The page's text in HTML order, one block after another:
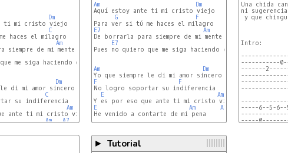
Dm
ti mi cristo viejo
C
Am
siempre de mi mente
me siga haciendo daño
Dm
le di mi amor sincero
C
su indiferencia
Am
ante ti mi cristo viejo
Am
A7
Am
Dm
Aquí estoy ante ti mi cristo viejo
G
F
E7
Am
De borrarla para siempre de mi mente
E7
Pues no quiero que me siga haciendo daño
Am
Dm
F
F
No logro soportar su indiferencia
E
Am
E
Am
A7
He venido a contarte de mi pena
Una chida
ni
y que
Intro:
-----------
-------
-----6--5-6--
-----
► Tutorial